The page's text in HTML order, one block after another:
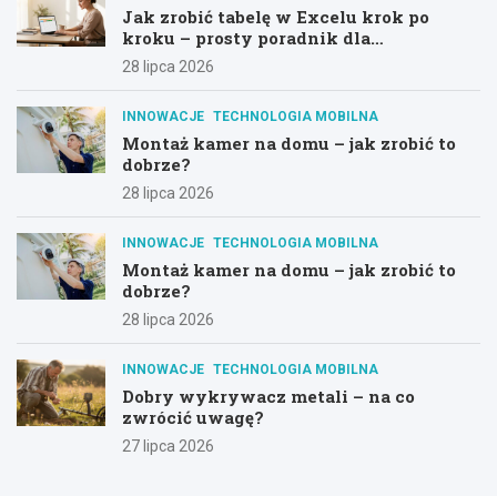
Jak zrobić tabelę w Excelu krok po
kroku – prosty poradnik dla
początkujących
28 lipca 2026
INNOWACJE TECHNOLOGIA MOBILNA
Montaż kamer na domu – jak zrobić to
dobrze?
28 lipca 2026
INNOWACJE TECHNOLOGIA MOBILNA
Montaż kamer na domu – jak zrobić to
dobrze?
28 lipca 2026
INNOWACJE TECHNOLOGIA MOBILNA
Dobry wykrywacz metali – na co
zwrócić uwagę?
27 lipca 2026